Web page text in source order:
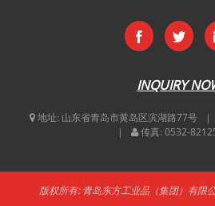
INQUIRY
地址: 山东省青岛市黄岛区滨湖路77号
传真: 0532-
版权所有: 青岛东方工业品（集团）有限